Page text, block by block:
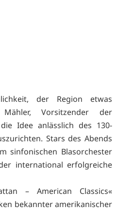
der Region etwas
Vorsitzender der
Idee anlässlich des 130-
Stars des Abends
sinfonischen Blasorchester
international erfolgreiche
– American Classics«
bekannter amerikanischer